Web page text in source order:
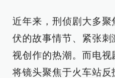
近年来，刑侦剧大多
伏的故事情节、紧张
视创作的热潮。而电视
将镜头聚焦于火车站反